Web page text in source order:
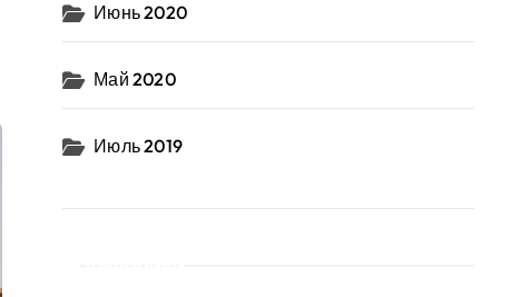
Июнь 2020
Май 2020
Июль 2019